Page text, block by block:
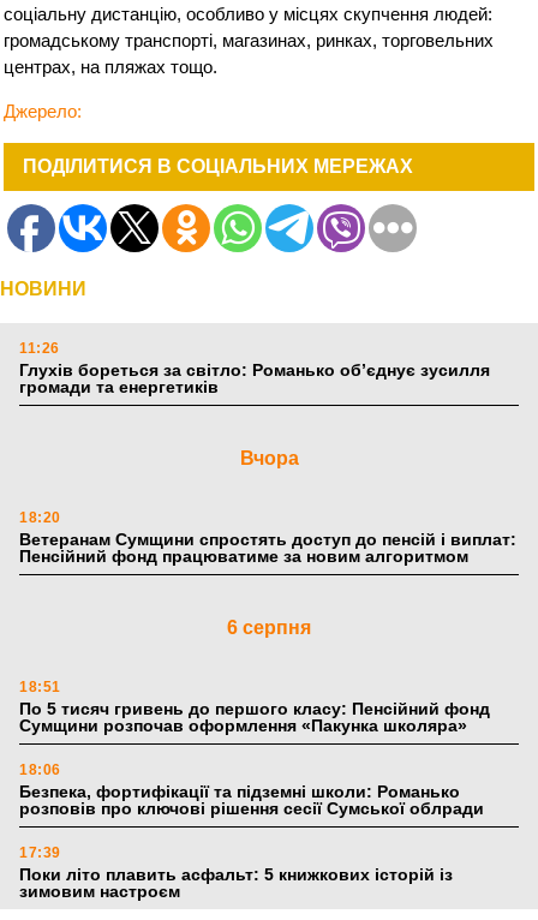
соціальну дистанцію, особливо у місцях скупчення людей:
громадському транспорті, магазинах, ринках, торговельних
центрах, на пляжах тощо.
Джерело:
ПОДІЛИТИСЯ В СОЦІАЛЬНИХ МЕРЕЖАХ
НОВИНИ
11:26
Глухів бореться за світло: Романько об’єднує зусилля
громади та енергетиків
Вчора
18:20
Ветеранам Сумщини спростять доступ до пенсій і виплат:
Пенсійний фонд працюватиме за новим алгоритмом
6 серпня
18:51
По 5 тисяч гривень до першого класу: Пенсійний фонд
Сумщини розпочав оформлення «Пакунка школяра»
18:06
Безпека, фортифікації та підземні школи: Романько
розповів про ключові рішення сесії Сумської облради
17:39
Поки літо плавить асфальт: 5 книжкових історій із
зимовим настроєм